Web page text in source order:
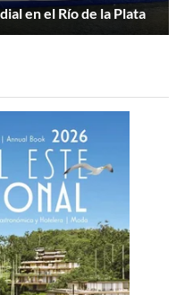
en el Río de la Plata